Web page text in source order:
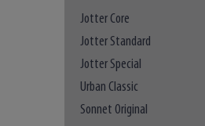
Jotter Core
Jotter Standard
Jotter Special
Urban Classic
Sonnet Original